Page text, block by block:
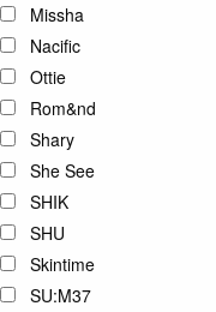
Missha
Nacific
Ottie
Rom&nd
Shary
She See
SHIK
SHU
Skintime
SU:M37